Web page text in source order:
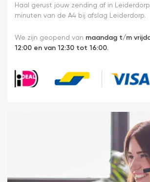
Haal gerust jouw zending af in
minuten van de A4 bij afslag Leiderdorp.
We zijn geopend van maandag t/m
12:00 en van 12:30 tot 16:00.